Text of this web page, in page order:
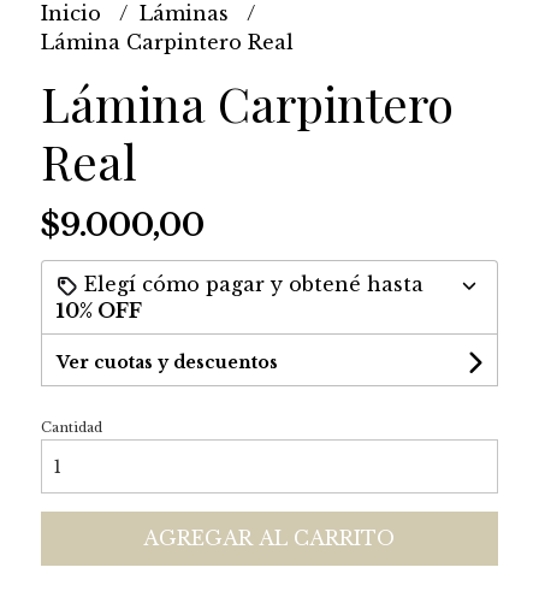
Inicio
Láminas
Lámina Carpintero Real
Lámina Carpintero
Real
$9.000,00
Elegí cómo pagar y obtené hasta
10% OFF
Ver cuotas y descuentos
Cantidad
AGREGAR AL CARRITO